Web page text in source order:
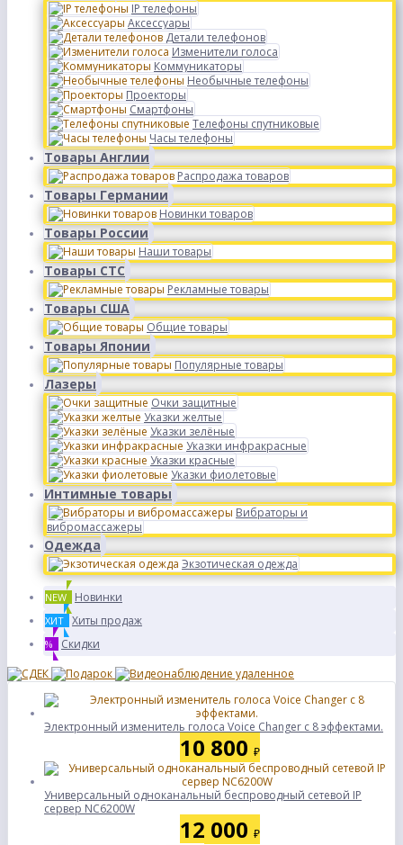
IP телефоны
Аксессуары
Детали телефонов
Изменители голоса
Коммуникаторы
Необычные телефоны
Проекторы
Смартфоны
Телефоны спутниковые
Часы телефоны
Товары Англии
Распродажа товаров
Товары Германии
Новинки товаров
Товары России
Наши товары
Товары СТС
Рекламные товары
Товары США
Общие товары
Товары Японии
Популярные товары
Лазеры
Очки защитные
Указки желтые
Указки зелёные
Указки инфракрасные
Указки красные
Указки фиолетовые
Интимные товары
Вибраторы и
вибромассажеры
Одежда
Экзотическая одежда
NEW Новинки
ХИТ Хиты продаж
% Скидки
Электронный изменитель голоса Voice Changer с 8 эффектами.
10 800 ₽
Универсальный одноканальный беспроводный сетевой IP
сервер NC6200W
12 000 ₽